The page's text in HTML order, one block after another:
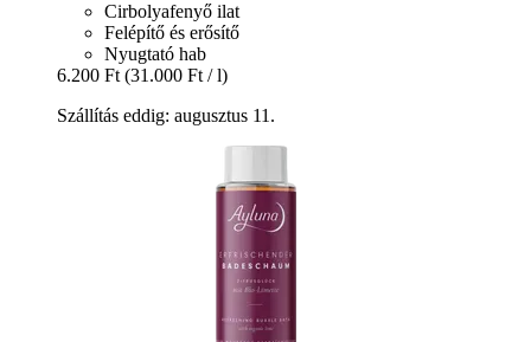
Cirbolyafenyő ilat
Felépítő és erősítő
Nyugtató hab
6.200 Ft (31.000 Ft / l)
Szállítás eddig: augusztus 11.